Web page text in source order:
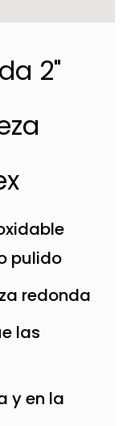
2"
pulido
redonda
las
y en la